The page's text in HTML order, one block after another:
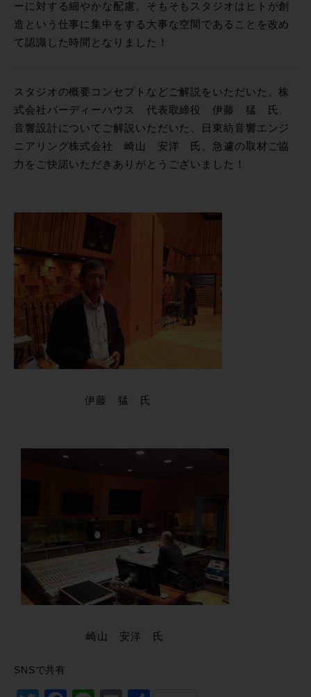
ーに対する細やかな配慮。そもそもスタジオはヒトが創
造という仕事に集中をする大事な空間であることを改め
て認識した時間となりました！
スタジオの概要コンセプトなどご解説をいただいた、株
式会社バーディーハウス 代表取締役 伊藤 猛 氏、
音響設計についてご解説いただいた、日東紡音響エンジ
ニアリング株式会社 崎山 安洋 氏、急遽の取材ご協
力をご快諾いただきありがとうございました！
伊藤 猛 氏
崎山 安洋 氏
SNSで共有